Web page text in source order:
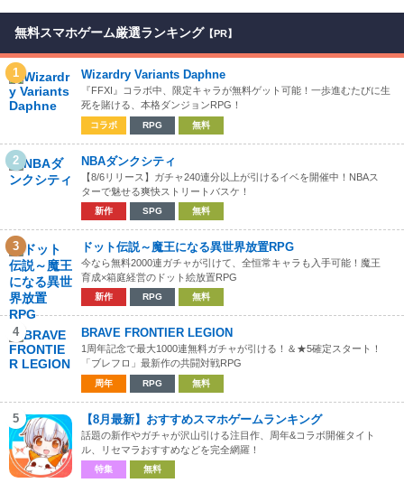
無料スマホゲーム厳選ランキング 【PR】
1 Wizardry Variants Daphne
『FFXI』コラボ中、限定キャラが無料ゲット可能！一歩進むたびに生
死を賭ける、本格ダンジョンRPG！
コラボ RPG 無料
2 NBAダンクシティ
【8/6リリース】ガチャ240連分以上が引けるイベを開催中！NBAス
ターで魅せる爽快ストリートバスケ！
新作 SPG 無料
3 ドット伝説～魔王になる異世界放置RPG
今なら無料2000連ガチャが引けて、全恒常キャラも入手可能！魔王
育成×箱庭経営のドット絵放置RPG
新作 RPG 無料
4 BRAVE FRONTIER LEGION
1周年記念で最大1000連無料ガチャが引ける！＆★5確定スタート！
「ブレフロ」最新作の共闘対戦RPG
周年 RPG 無料
5 【8月最新】おすすめスマホゲームランキング
話題の新作やガチャが沢山引ける注目作、周年&コラボ開催タイト
ル、リセマラおすすめなどを完全網羅！
特集 無料